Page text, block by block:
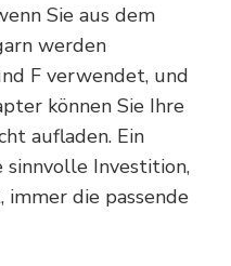
Sie aus dem
werden
F verwendet, und
können Sie Ihre
aufladen. Ein
sinnvolle Investition,
immer die passende